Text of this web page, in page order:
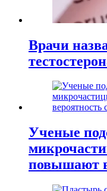
Врачи
Ученые
повышают